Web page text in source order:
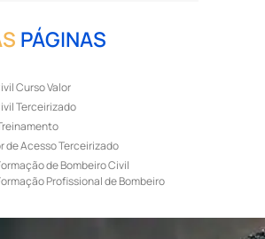
PÁGINAS
Curso Valor
Terceirizado
de Acesso Terceirizado
de Bombeiro Civil
Profissional de Bombeiro
Civil
Civil Preço